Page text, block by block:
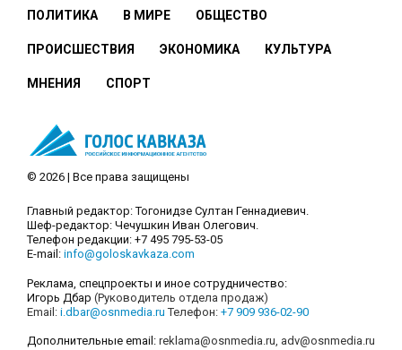
ПОЛИТИКА В МИРЕ ОБЩЕСТВО
ПРОИСШЕСТВИЯ ЭКОНОМИКА КУЛЬТУРА
МНЕНИЯ СПОРТ
© 2026 | Все права защищены
Главный редактор: Тогонидзе Султан Геннадиевич.
Шеф-редактор: Чечушкин Иван Олегович.
Телефон редакции: +7 495 795-53-05
E-mail: info@goloskavkaza.com
Реклама, спецпроекты и иное сотрудничество:
Игорь Дбар (Руководитель отдела продаж)
Email: i.dbar@osnmedia.ru Телефон: +7 909 936-02-90
Дополнительные email: reklama@osnmedia.ru adv@osnmedia.ru